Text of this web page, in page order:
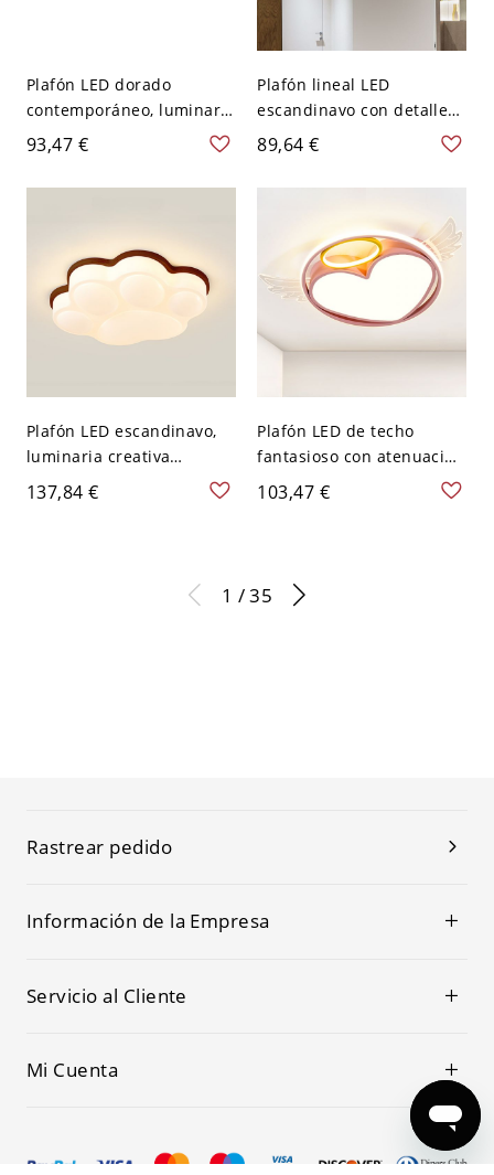
Plafón LED dorado
contemporáneo, luminaria
acrílica minimalista para
- 110 A 120 V Geométría
93,47 €
Plafón lineal LED
escandinavo con detalles
de madera natural,
perfil bajo para pasillo o
V Tercer Gear
89,64 €
Plafón LED escandinavo,
luminaria creativa
regulable con acento en
tono madera, temperatura
Geométría Color Nuez
137,84 €
Plafón LED de techo
fantasioso con atenuación
regulable para habitación
infantil - 110 A 120 V
103,47 €
1 / 35
Rastrear pedido
Información de la Empresa
Servicio al Cliente
Mi Cuenta